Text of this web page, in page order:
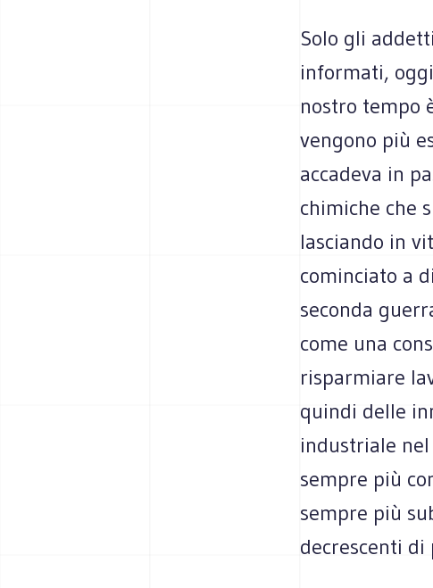
Solo gli
informati,
nostro tempo
vengono più
accadeva in
chimiche che
lasciando in
cominciato a
seconda
come una
risparmiare
quindi delle
industriale
sempre più
sempre più
decrescenti